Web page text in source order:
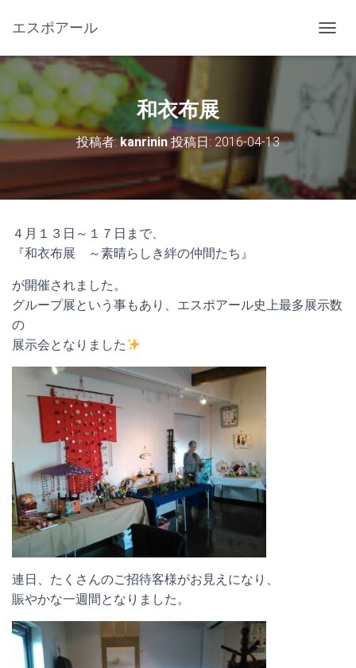
エスポアール
ビ
シ
替
和衣布展
投稿者:kanrinin 投稿日: 2016-04-13
４月１３日～１７日まで、
『和衣布展 ～素晴らしき絆の仲間たち』
が開催されました。
グループ展という事もあり、エスポアール史上最多展示数
の
展示会となりました
連日、たくさんのご招待客様がお見えになり、
賑やかな一週間となりました。